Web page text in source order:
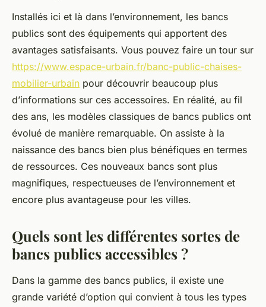
Installés ici et là dans l’environnement, les bancs
publics sont des équipements qui apportent des
avantages satisfaisants. Vous pouvez faire un tour sur
https://www.espace-urbain.fr/banc-public-chaises-
mobilier-urbain pour découvrir beaucoup plus
d’informations sur ces accessoires. En réalité, au fil
des ans, les modèles classiques de bancs publics ont
évolué de manière remarquable. On assiste à la
naissance des bancs bien plus bénéfiques en termes
de ressources. Ces nouveaux bancs sont plus
magnifiques, respectueuses de l’environnement et
encore plus avantageuse pour les villes.
Quels sont les différentes sortes de
bancs publics accessibles ?
Dans la gamme des bancs publics, il existe une
grande variété d’option qui convient à tous les types